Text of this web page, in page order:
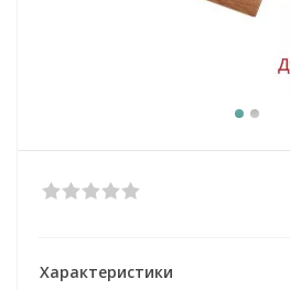
Характеристики